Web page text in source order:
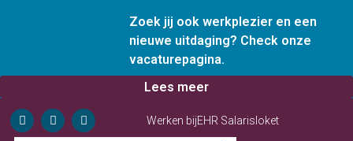
Zoek jij ook werkplezier en een
nieuwe uitdaging? Check onze
vacaturepagina.
Lees meer
Werken bijEHR Salarisloket